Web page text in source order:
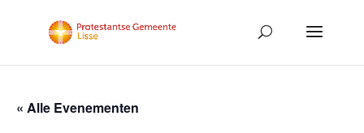
« Alle Evenementen